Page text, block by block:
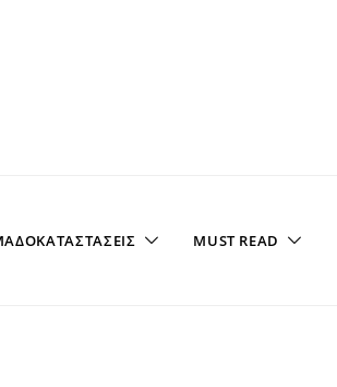
MUST READ